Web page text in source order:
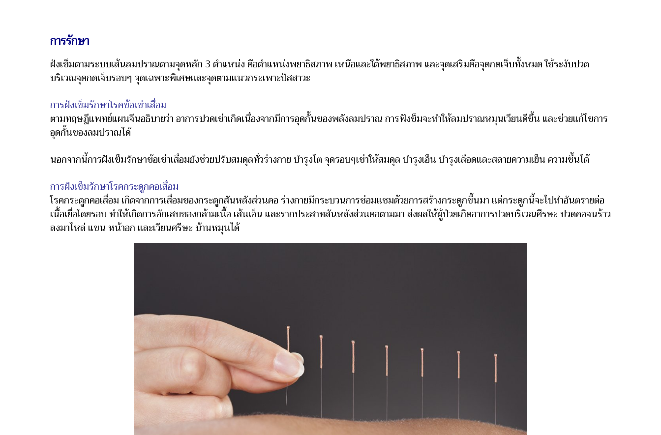
การรักษา
ฝังเข็มตามระบบเส้นลมปราณตามจุดหลัก 3 ตำแหน่ง คือตำแหน่งพยาธิสภาพ เหนือและใต้พยาธิสภาพ และจุดเสริมคือจุดกดเจ็บทั้งหมด ใช้ระงับปวด
บริเวณจุดกดเจ็บรอบๆ จุดเฉพาะพิเศษและจุดตามแนวกระเพาะปัสสาวะ
การฝังเข็มรักษาโรคข้อเข่าเสื่อม
ตามทฤษฎีแพทย์แผนจีนอธิบายว่า อาการปวดเข่าเกิดเนื่องจากมีการอุดกั้นของพลังลมปราณ การฟังข็มจะทำให้ลมปราณหมุนเวียนดีขึ้น และช่วยแก้ไขการ
อุดกั้นของลมปราณได้
นอกจากนี้การฝังเข็มรักษาข้อเข่าเสื่อมยังช่วยปรับสมดุลทั่วร่างกาย บำรุงไต จุดรอบๆเข่าให้สมดุล บำรุงเอ็น บำรุงเลือดและสลายความเย็น ความชื้นได้
การฝังเข็มรักษาโรคกระดูกคอเสื่อม
โรคกระดูกคอเสื่อม เกิดจากการเสื่อมของกระดูกสันหลังส่วนคอ ร่างกายมีกระบวนการซ่อมแซมด้วยการสร้างกระดูกขึ้นมา แต่กระดูกนี้จะไปทำอันตรายต่อ
เนื้อเยื่อโดยรอบ ทำให้เกิดการอักเสบของกล้ามเนื้อ เส้นเอ็น และรากประสาทสันหลังส่วนคอตามมา ส่งผลให้ผู้ป่วยเกิดอาการปวดบริเวณศีรษะ ปวดคอจนร้าว
ลงมาไหล่ แขน หน้าอก และเวียนศรีษะ บ้านหมุนได้